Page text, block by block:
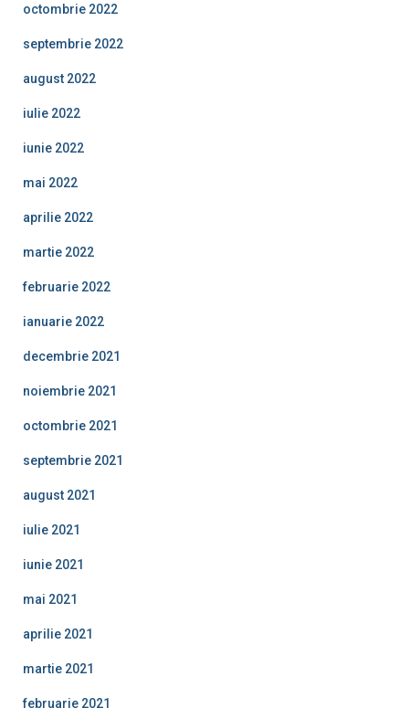
octombrie 2022
septembrie 2022
august 2022
iulie 2022
iunie 2022
mai 2022
aprilie 2022
martie 2022
februarie 2022
ianuarie 2022
decembrie 2021
noiembrie 2021
octombrie 2021
septembrie 2021
august 2021
iulie 2021
iunie 2021
mai 2021
aprilie 2021
martie 2021
februarie 2021